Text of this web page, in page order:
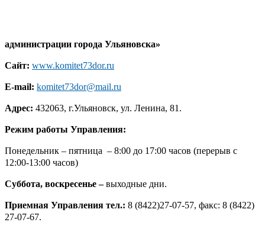
администрации города Ульяновска»
Сайт: www.komitet73dor.ru
E-mail: komitet73dor@mail.ru
Адрес: 432063, г.Ульяновск, ул. Ленина, 81.
Режим работы Управления:
Понедельник – пятница – 8:00 до 17:00 часов (перерыв с
12:00-13:00 часов)
Суббота, воскресенье –выходные дни.
Приемная Управления тел.: 8 (8422)27-07-57, факс: 8 (8422)
27-07-67.